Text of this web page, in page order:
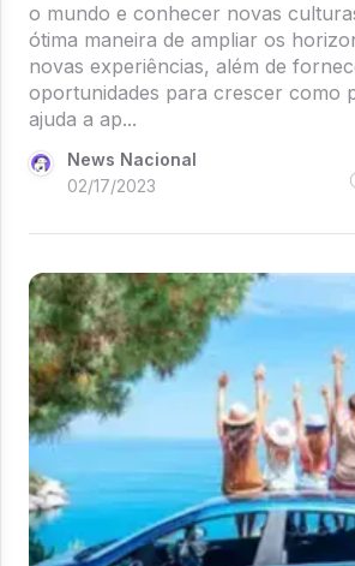
o mundo e conhecer novas
ótima maneira de ampliar os
novas experiências, além de
oportunidades para crescer como
ajuda a ap...
News Nacional
02/17/2023